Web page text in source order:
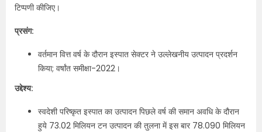
टिप्पणी कीजिए।
प्रसंग:
वर्तमान वित्त वर्ष के दौरान इस्पात सेक्टर ने उल्लेखनीय उत्पादन प्रदर्शन
किया; वर्षांत समीक्षा-2022।
उद्देश्य:
स्वदेशी परिष्कृत इस्पात का उत्पादन पिछले वर्ष की समान अवधि के दौरान
हुये 73.02 मिलियन टन उत्पादन की तुलना में इस बार 78.090 मिलियन